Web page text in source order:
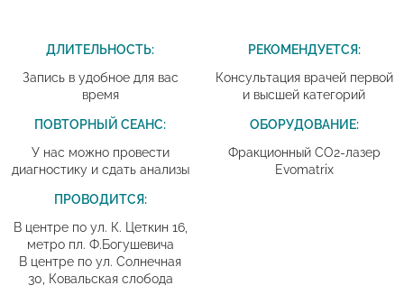
ДЛИТЕЛЬНОСТЬ:
Запись в удобное для вас
время
РЕКОМЕНДУЕТСЯ:
Консультация врачей первой
и высшей категорий
ПОВТОРНЫЙ СЕАНС:
У нас можно провести
диагностику и сдать анализы
ОБОРУДОВАНИЕ:
Фракционный CO2-лазер
Evomatrix
ПРОВОДИТСЯ:
В центре по ул. К. Цеткин 16,
метро пл. Ф.Богушевича
В центре по ул. Солнечная
30, Ковальская слобода